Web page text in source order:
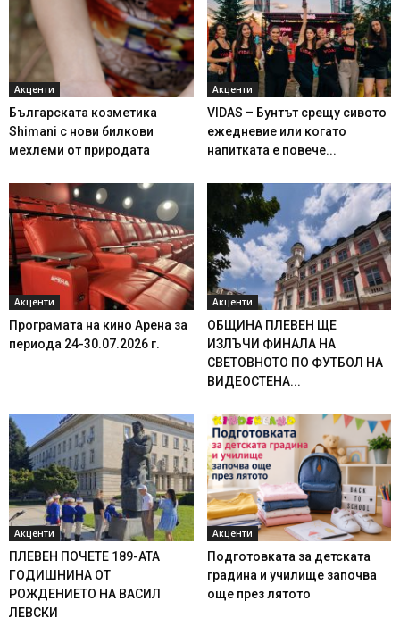
Акценти
Българската козметика
Shimani с нови билкови
мехлеми от природата
Акценти
VIDAS – Бунтът срещу сивото
ежедневие или когато
напитката е повече...
Акценти
Програмата на кино Арена за
периода 24-30.07.2026 г.
Акценти
ОБЩИНА ПЛЕВЕН ЩЕ
ИЗЛЪЧИ ФИНАЛА НА
СВЕТОВНОТО ПО ФУТБОЛ НА
ВИДЕОСТЕНА...
Акценти
ПЛЕВЕН ПОЧЕТЕ 189-АТА
ГОДИШНИНА ОТ
РОЖДЕНИЕТО НА ВАСИЛ
ЛЕВСКИ
Акценти
Подготовката за детската
градина и училище започва
още през лятото